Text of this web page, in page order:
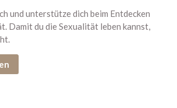
November 2025
und unterstütze dich beim Entdecken
Damit du die Sexualität leben kannst,